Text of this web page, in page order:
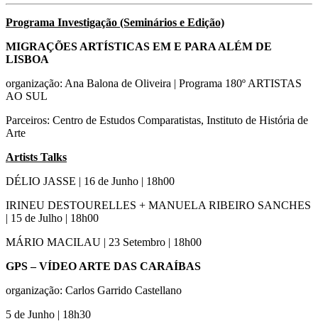
Programa Investigação (Seminários e Edição)
MIGRAÇÕES ARTÍSTICAS EM E PARA ALÉM DE
LISBOA
organização: Ana Balona de Oliveira | Programa 180º ARTISTAS
AO SUL
Parceiros: Centro de Estudos Comparatistas, Instituto de História de
Arte
Artists Talks
DÉLIO JASSE | 16 de Junho | 18h00
IRINEU DESTOURELLES + MANUELA RIBEIRO SANCHES
| 15 de Julho | 18h00
MÁRIO MACILAU | 23 Setembro | 18h00
GPS – VÍDEO ARTE DAS CARAÍBAS
organização: Carlos Garrido Castellano
5 de Junho | 18h30